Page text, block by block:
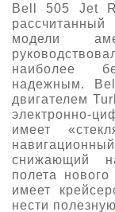
Bell 505 Jet
модели
наиболее
надежным.
двигателем
электронно-
имеет
снижающий
полета
имеет
нести